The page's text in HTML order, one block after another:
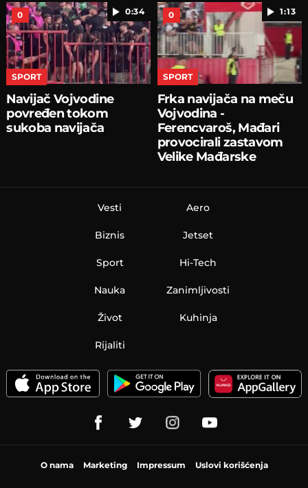
0:34
0
SPORT
Navijač Vojvodine
povređen tokom
sukoba navijača
1:13
0
SPORT
Frka navijača na meču
Vojvodina -
Ferencvaroš, Mađari
provocirali zastavom
Velike Mađarske
Vesti
Biznis
Sport
Nauka
Aero
Jetset
Hi-Tech
Zanimljivosti
Život Kuhinja
Rijaliti
O nama Marketing Impressum Uslovi korišćenja